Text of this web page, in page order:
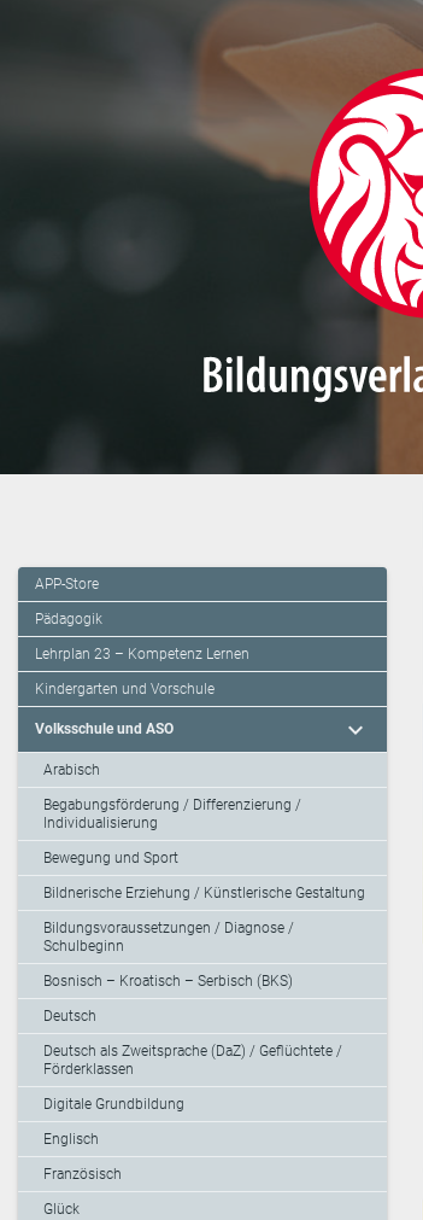
APP-Store
Pädagogik
Lehrplan 23 – Kompetenz Lernen
Kindergarten und Vorschule
Volksschule und ASO expand_more
Arabisch
Begabungsförderung / Differenzierung /
Individualisierung
Bewegung und Sport
Bildnerische Erziehung / Künstlerische Gestaltung
Bildungsvoraussetzungen / Diagnose /
Schulbeginn
Bosnisch – Kroatisch – Serbisch (BKS)
Deutsch
Deutsch als Zweitsprache (DaZ) / Geflüchtete /
Förderklassen
Digitale Grundbildung
Englisch
Französisch
Glück